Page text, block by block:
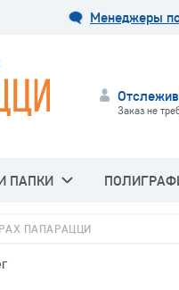
Менеджеры
Заказ не
ПАПКИ
ПАПАРАЦЦИ